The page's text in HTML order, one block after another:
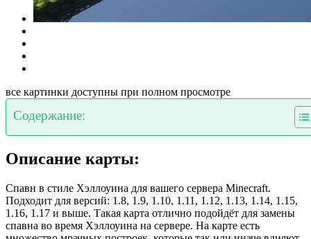
все картинки доступны при полном просмотре
Содержание:
Описание карты:
Спавн в стиле Хэллоуина для вашего сервера Minecraft.
Подходит для версий: 1.8, 1.9, 1.10, 1.11, 1.12, 1.13, 1.14, 1.15,
1.16, 1.17 и выше. Такая карта отлично подойдёт для замены
спавна во время Хэллоуина на сервере. На карте есть